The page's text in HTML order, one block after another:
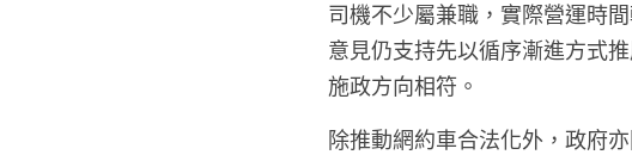
司機不少屬兼職，實際營運時
意見仍支持先以循序漸進方式
施政方向相符。
除推動網約車合法化外，政府